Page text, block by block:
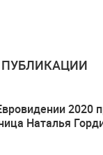
2020
Наталья